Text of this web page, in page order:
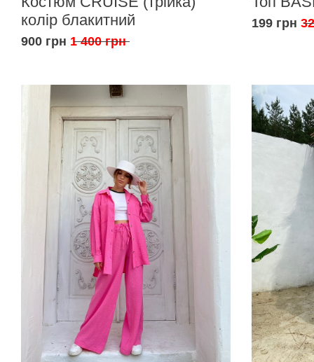
колір блакитний
900 грн 1 400 грн
199 грн